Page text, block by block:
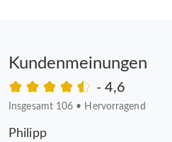
Kundenmeinungen
- 4,6
Insgesamt 106 • Hervorragend
Philipp